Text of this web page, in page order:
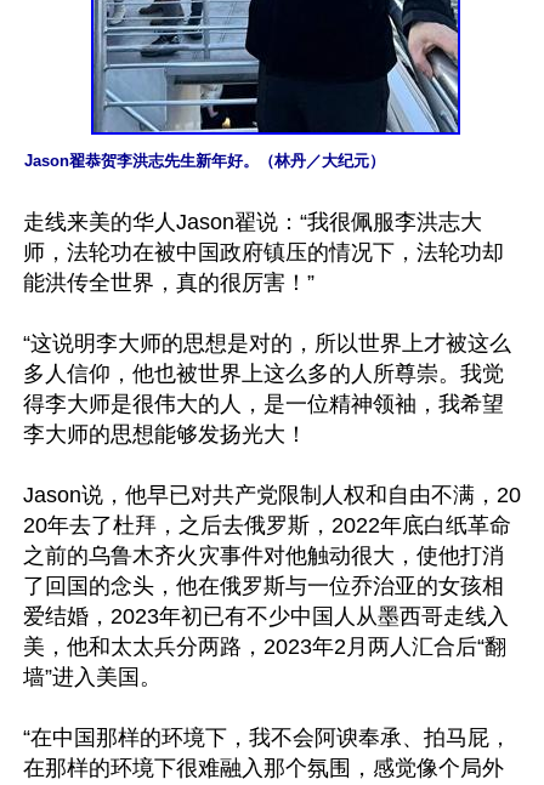
Jason翟恭贺李洪志先生新年好。（林丹／大纪元）
走线来美的华人Jason翟说：“我很佩服李洪志大
师，法轮功在被中国政府镇压的情况下，法轮功却
能洪传全世界，真的很厉害！”
“这说明李大师的思想是对的，所以世界上才被这么
多人信仰，他也被世界上这么多的人所尊崇。我觉
得李大师是很伟大的人，是一位精神领袖，我希望
李大师的思想能够发扬光大！
Jason说，他早已对共产党限制人权和自由不满，20
20年去了杜拜，之后去俄罗斯，2022年底白纸革命
之前的乌鲁木齐火灾事件对他触动很大，使他打消
了回国的念头，他在俄罗斯与一位乔治亚的女孩相
爱结婚，2023年初已有不少中国人从墨西哥走线入
美，他和太太兵分两路，2023年2月两人汇合后“翻
墙”进入美国。
“在中国那样的环境下，我不会阿谀奉承、拍马屁，
在那样的环境下很难融入那个氛围，感觉像个局外